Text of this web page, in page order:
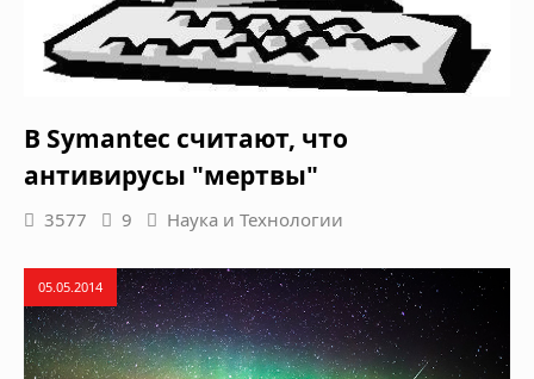
В Symantec считают, что
антивирусы "мертвы"
3577 9 Наука и Технологии
05.05.2014